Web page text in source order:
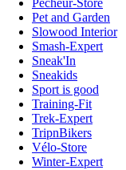
Pecheur-Store
Pet and Garden
Slowood Interior
Smash-Expert
Sneak'In
Sneakids
Sport is good
Training-Fit
Trek-Expert
TripnBikers
Vélo-Store
Winter-Expert